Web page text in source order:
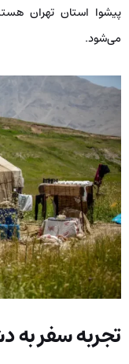
پیشوا استان تهران
می‌شود.
تجربه سفر به